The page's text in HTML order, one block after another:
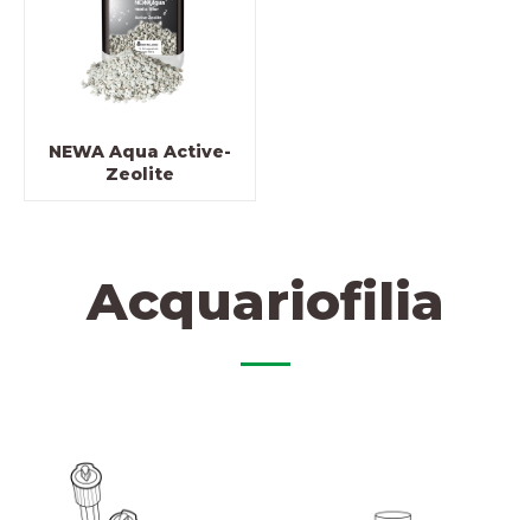
NEWA Aqua Active-
Zeolite
Acquariofilia